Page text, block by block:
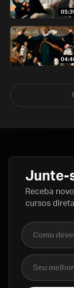
Junte-
Receba
cursos
Nome
E-mail